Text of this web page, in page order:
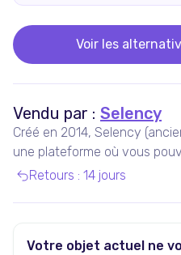
Voir les
Vendu par : Selency
Créé en 2014, Selency
une plateforme où vous
mobilier et des décorations
Retours : 14 jours
Votre objet actuel ne